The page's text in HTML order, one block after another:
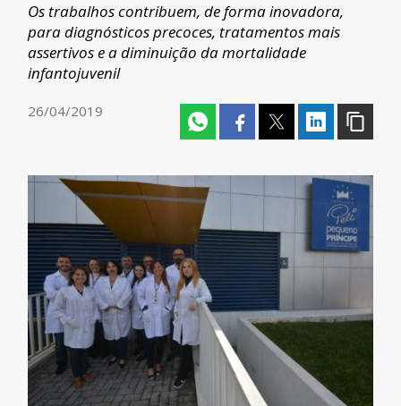
Os trabalhos contribuem, de forma inovadora,
para diagnósticos precoces, tratamentos mais
assertivos e a diminuição da mortalidade
infantojuvenil
26/04/2019